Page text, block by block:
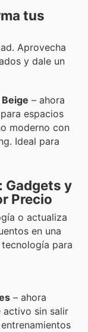
tus
Aprovecha
y dale un
– ahora
espacios
moderno con
Ideal para
Gadgets y
Precio
o actualiza
en una
para
– ahora
activo sin salir